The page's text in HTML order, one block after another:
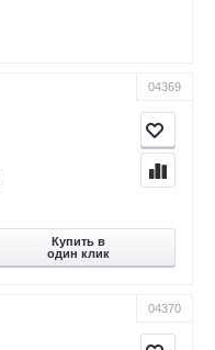
04369
Купить в
один клик
04370